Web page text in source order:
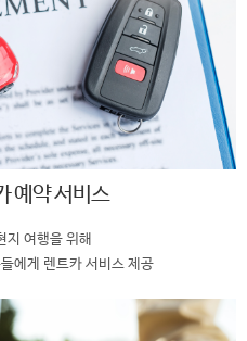
예약 서비스
지 여행을 위해
에게 렌트카 서비스 제공